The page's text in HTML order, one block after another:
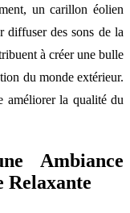
un carillon éolien
diffuser des sons de la
à créer une bulle
du monde extérieur.
améliorer la qualité du
Ambiance
Relaxante